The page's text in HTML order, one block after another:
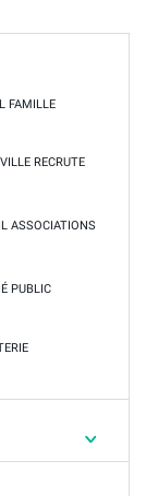
FAMILLE
RECRUTE
ASSOCIATIONS
PUBLIC